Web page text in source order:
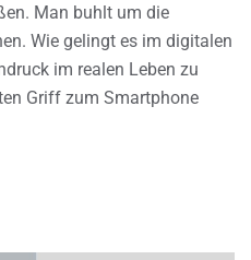
Man buhlt um die
Wie gelingt es im digitalen
im realen Leben zu
Griff zum Smartphone